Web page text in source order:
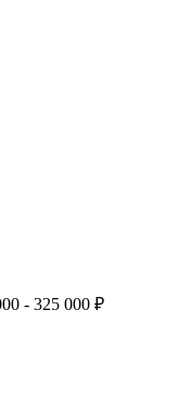
- 325 000 ₽